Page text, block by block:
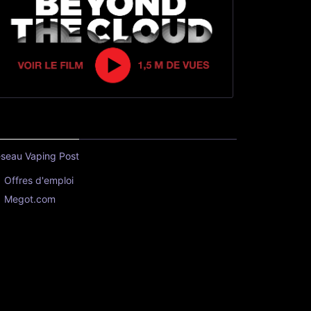
Vaping Post
Offres d'emploi
Megot.com